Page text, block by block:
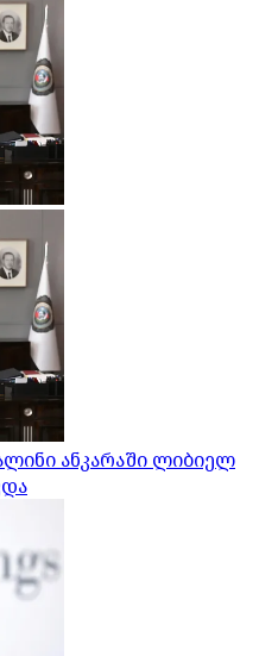
ანკარაში ლიბიელ